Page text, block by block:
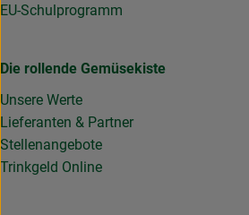
EU-Schulprogramm
Die rollende Gemüsekiste
Unsere Werte
Lieferanten & Partner
Stellenangebote
Trinkgeld Online